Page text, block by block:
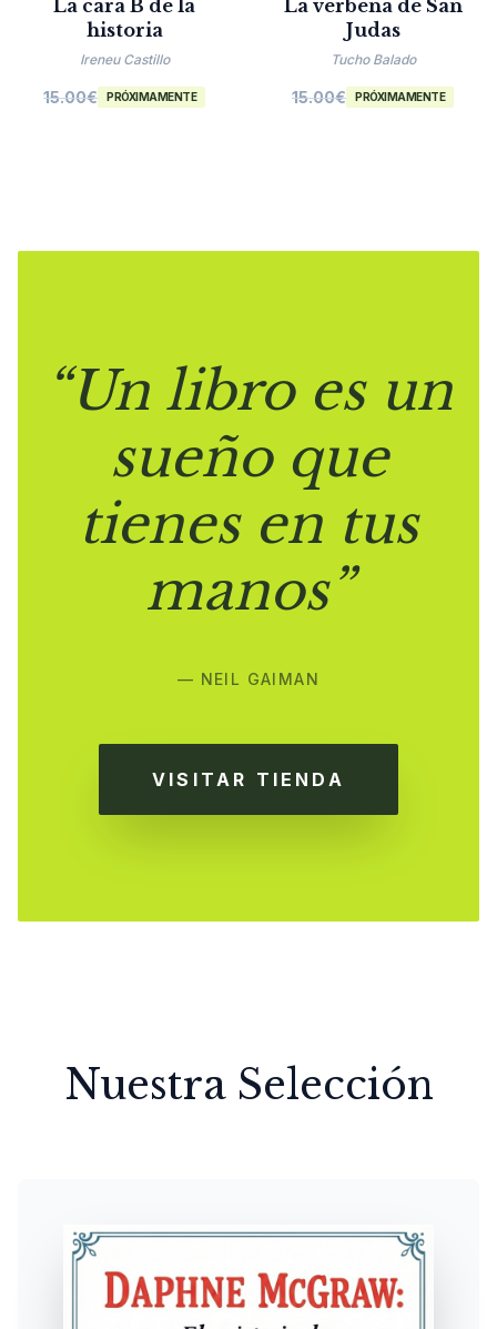
La cara B de la
historia
Ireneu Castillo
15.00€ PRÓXIMAMENTE
La verbena de San
Judas
Tucho Balado
15.00€ PRÓXIMAMENTE
“Un libro es un
sueño que
tienes en tus
manos”
— NEIL GAIMAN
VISITAR TIENDA
Nuestra Selección